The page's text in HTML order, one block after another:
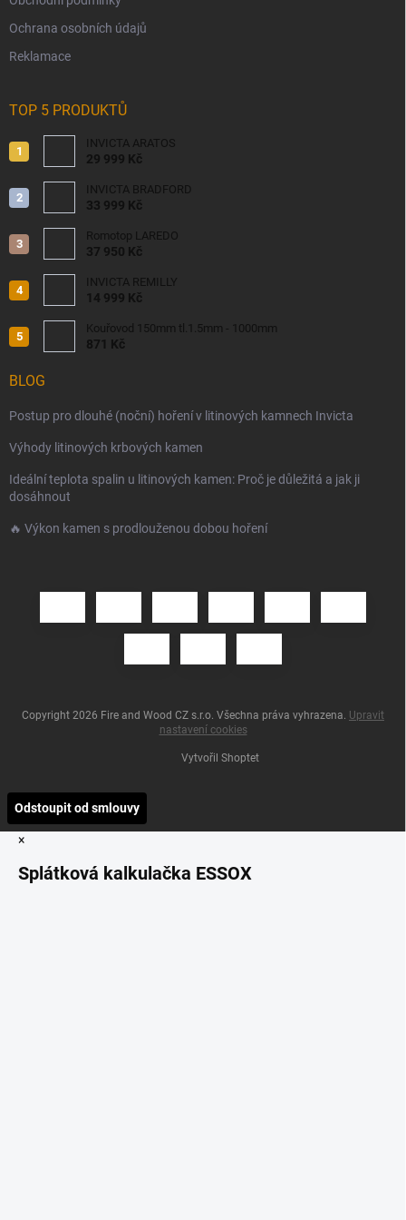
Ochrana osobních údajů
Reklamace
TOP 5 PRODUKTŮ
INVICTA ARATOS
29 999 Kč
INVICTA BRADFORD
33 999 Kč
Romotop LAREDO
37 950 Kč
INVICTA REMILLY
14 999 Kč
Kouřovod 150mm tl.1.5mm - 1000mm
871 Kč
BLOG
Postup pro dlouhé (noční) hoření v litinových kamnech Invicta
Výhody litinových krbových kamen
Ideální teplota spalin u litinových kamen: Proč je důležitá a jak ji
dosáhnout
🔥 Výkon kamen s prodlouženou dobou hoření
Vytvořil Shoptet
Copyright 2026 Fire and Wood CZ s.r.o . Všechna práva vyhrazena. Upravit
nastavení cookies
Odstoupit od smlouvy
×
Splátková kalkulačka ESSOX